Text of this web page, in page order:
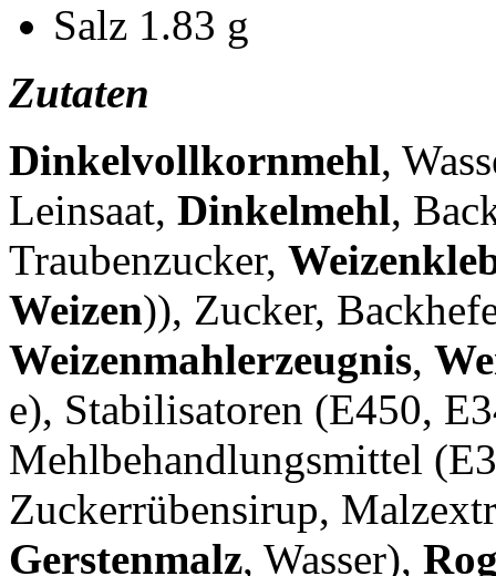
Salz 1.83 g
Zutaten
Dinkelvollkornmehl,
Leinsaat, Dinkelmehl,
Traubenzucker,
Weizen)), Zucker,
Weizenmahlerzeugnis,
e), Stabilisatoren (E450,
Mehlbehandlungsmittel
Zuckerrübensirup,
Gerstenmalz, Wasser),